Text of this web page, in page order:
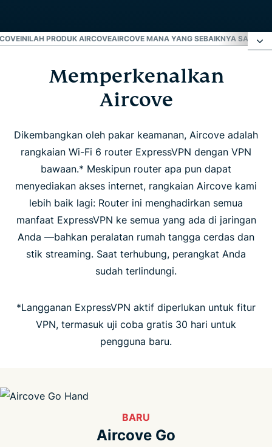
INILAH PRODUK AIRCOVEAIRCOVE MANA YANG SEBAIKNYA SAYA
Memperkenalkan Aircove
Rasakan perbedaan Aircove
Inilah produk Aircove
Aircove mana yang sebaiknya saya dapatkan?
Orang-orang menyukai Aircove
FAQ
Memperkenalkan
Aircove
Dikembangkan oleh pakar keamanan, Aircove adalah
rangkaian Wi-Fi 6 router ExpressVPN dengan VPN
bawaan.* Meskipun router apa pun dapat
menyediakan akses internet, rangkaian Aircove kami
lebih baik lagi: Router ini menghadirkan semua
manfaat ExpressVPN ke semua yang ada di jaringan
Anda —bahkan peralatan rumah tangga cerdas dan
stik streaming. Saat terhubung, perangkat Anda
sudah terlindungi.
*Langganan ExpressVPN aktif diperlukan untuk fitur
VPN, termasuk uji coba gratis 30 hari untuk
pengguna baru.
BARU
Aircove Go